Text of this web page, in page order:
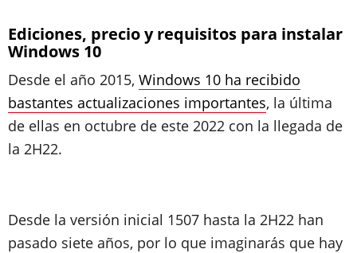
Ediciones, precio y requisitos para instalar
Windows 10
Desde el año 2015, Windows 10 ha recibido
bastantes actualizaciones importantes, la última
de ellas en octubre de este 2022 con la llegada de
la 2H22.
Desde la versión inicial 1507 hasta la 2H22 han
pasado siete años, por lo que imaginarás que hay